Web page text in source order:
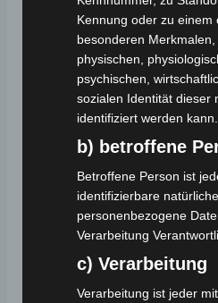
Pedelec-typische
ist i. d. R.
Ratgeber.
Reichweite im
ca. 30–55 kmmit 36
Modus/Last/Temp.).
Ladezeit?
Typisch4,5–5 h.
Bremsen & Reifen?
Mechanische
Fat-Tires
Kennung oder zu einem
besonderen
physischen,
psychischen,
sozialen Identität dieser
identifiziert werden kann.
b) betroffene
Betroffene Person ist
identifizierbare
personenbezogene
Verarbeitung
c) Verarbeitung
Verarbeitung ist jeder